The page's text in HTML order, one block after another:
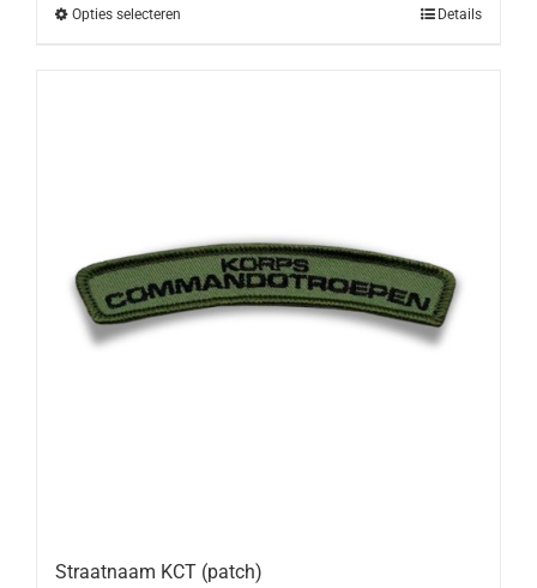
Opties selecteren Details
Straatnaam KCT (patch)